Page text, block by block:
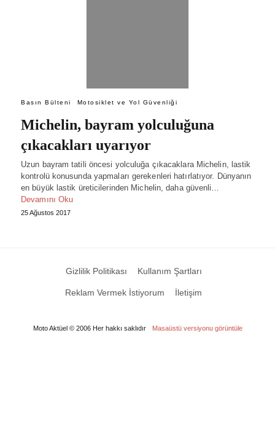
Basın Bülteni Motosiklet ve Yol Güvenliği
Michelin, bayram yolculuğuna
çıkacakları uyarıyor
Uzun bayram tatili öncesi yolculuğa çıkacaklara Michelin, lastik
kontrolü konusunda yapmaları gerekenleri hatırlatıyor. Dünyanın
en büyük lastik üreticilerinden Michelin, daha güvenli…
Devamını Oku
25 Ağustos 2017
Gizlilik Politikası Kullanım Şartları
Reklam Vermek İstiyorum İletişim
Moto Aktüel © 2006 Her hakkı saklıdır Masaüstü versiyonu görüntüle